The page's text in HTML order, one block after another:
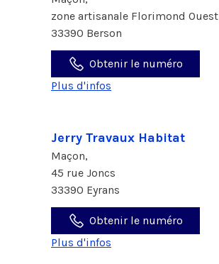
zone artisanale Florimond Ouest
33390 Berson
Obtenir le numéro
Plus d'infos
Jerry Travaux Habitat
Maçon,
45 rue Joncs
33390 Eyrans
Obtenir le numéro
Plus d'infos